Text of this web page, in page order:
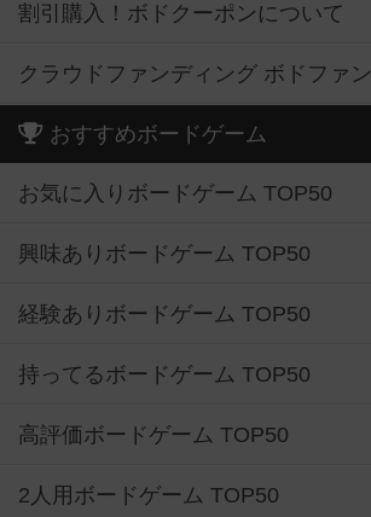
割引購入！ボドクーポンについて
クラウドファンディング ボドファン
おすすめボードゲーム
お気に入りボードゲーム TOP50
興味ありボードゲーム TOP50
経験ありボードゲーム TOP50
持ってるボードゲーム TOP50
高評価ボードゲーム TOP50
2人用ボードゲーム TOP50